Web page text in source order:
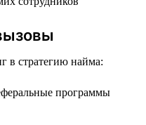
в стратегию найма:
программы